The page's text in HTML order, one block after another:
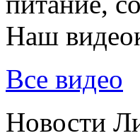
Наш
Все видео
Новости